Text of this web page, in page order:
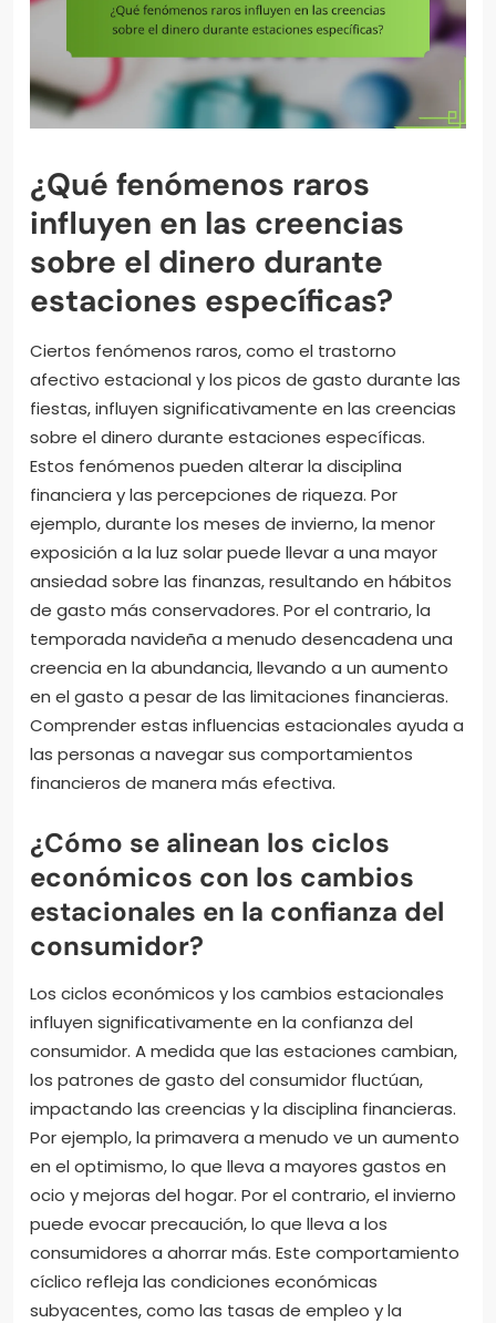
¿Qué fenómenos raros
influyen en las creencias
sobre el dinero durante
estaciones específicas?
Ciertos fenómenos raros, como el trastorno
afectivo estacional y los picos de gasto durante las
fiestas, influyen significativamente en las creencias
sobre el dinero durante estaciones específicas.
Estos fenómenos pueden alterar la disciplina
financiera y las percepciones de riqueza. Por
ejemplo, durante los meses de invierno, la menor
exposición a la luz solar puede llevar a una mayor
ansiedad sobre las finanzas, resultando en hábitos
de gasto más conservadores. Por el contrario, la
temporada navideña a menudo desencadena una
creencia en la abundancia, llevando a un aumento
en el gasto a pesar de las limitaciones financieras.
Comprender estas influencias estacionales ayuda a
las personas a navegar sus comportamientos
financieros de manera más efectiva.
¿Cómo se alinean los ciclos
económicos con los cambios
estacionales en la confianza del
consumidor?
Los ciclos económicos y los cambios estacionales
influyen significativamente en la confianza del
consumidor. A medida que las estaciones cambian,
los patrones de gasto del consumidor fluctúan,
impactando las creencias y la disciplina financieras.
Por ejemplo, la primavera a menudo ve un aumento
en el optimismo, lo que lleva a mayores gastos en
ocio y mejoras del hogar. Por el contrario, el invierno
puede evocar precaución, lo que lleva a los
consumidores a ahorrar más. Este comportamiento
cíclico refleja las condiciones económicas
subyacentes, como las tasas de empleo y la